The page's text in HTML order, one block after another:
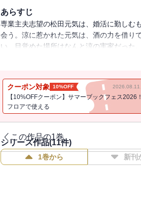
あらすじ
専業主夫志望の松田元気は、婚活に勤しむ
会う。涼に惹かれた元気は、酒の力を借
い、目覚めた場所はなんと涼の実家だった
はつづけて「彼を鮎原酒造の次期蔵元にし
クーポン対象 10%OFF 2026.08.11
【10%OFFクーポン】サマーブックフェス2026
フロアで使える
この作品の1巻
シリーズ作品(11件)
1巻から 新刊